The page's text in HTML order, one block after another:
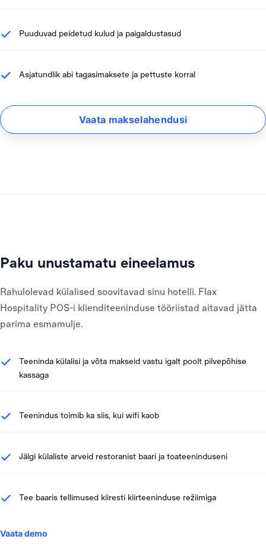
Puuduvad peidetud kulud ja paigaldustasud
Asjatundlik abi tagasimaksete ja pettuste korral
Vaata makselahendusi
Paku unustamatu eineelamus
Rahulolevad külalised soovitavad sinu hotelli. Flax
Hospitality POS-i klienditeeninduse tööriistad aitavad jätta
parima esmamulje.
Teeninda külalisi ja võta makseid vastu igalt poolt pilvepõhise
kassaga
Teenindus toimib ka siis, kui wifi kaob
Jälgi külaliste arveid restoranist baari ja toateeninduseni
Tee baaris tellimused kiiresti kiirteeninduse režiimiga
Vaata demo